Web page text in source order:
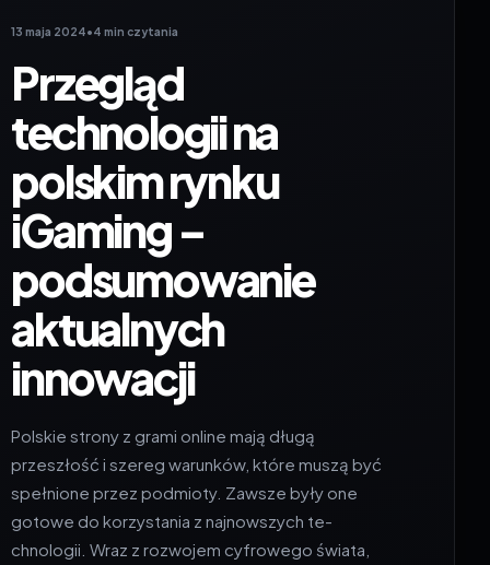
13 maja 2024•4 min czytania
Przegląd
technologii na
polskim rynku
iGaming –
podsumowanie
aktualnych
innowacji
Polskie strony z grami online­ mają długą
przeszłość i szereg warunków, które muszą być
spełnione przez podmioty. Zawsze były one
gotowe do korzystania z najnowszych te­
chnologii. Wraz z rozwojem cyfrowego świata,